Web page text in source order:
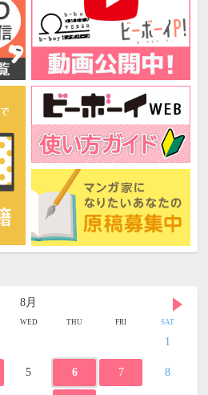
8月
WED THU FRI SAT
1
5 6 7 8